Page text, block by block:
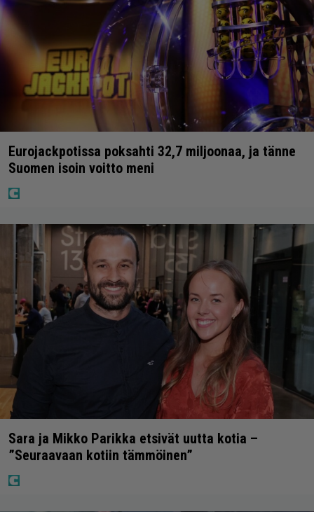
Eurojackpotissa poksahti 32,7 miljoonaa, ja tänne
Suomen isoin voitto meni
Sara ja Mikko Parikka etsivät uutta kotia –
”Seuraavaan kotiin tämmöinen”